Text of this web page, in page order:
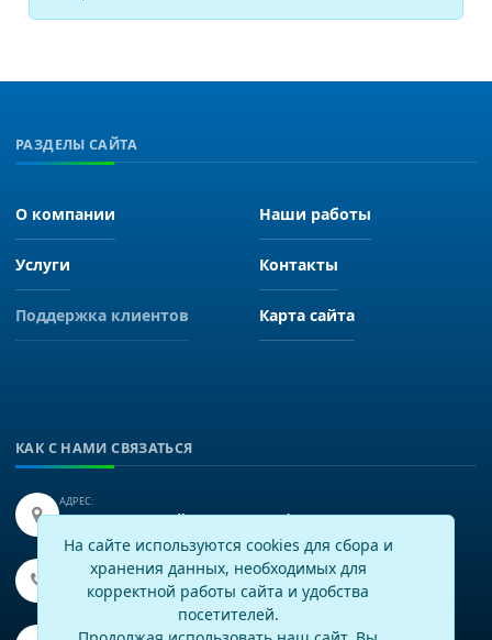
РАЗДЕЛЫ САЙТА
О компании Наши работы
Услуги Контакты
Поддержка клиентов Карта сайта
КАК С НАМИ СВЯЗАТЬСЯ
АДРЕС:
Иркутск, улица Байкальская 249, офис 225.
ТЕЛЕФОН:
+7(3952)43-60-16
EMAIL:
На сайте используются cookies для сбора и
хранения данных, необходимых для
корректной работы сайта и удобства
посетителей.